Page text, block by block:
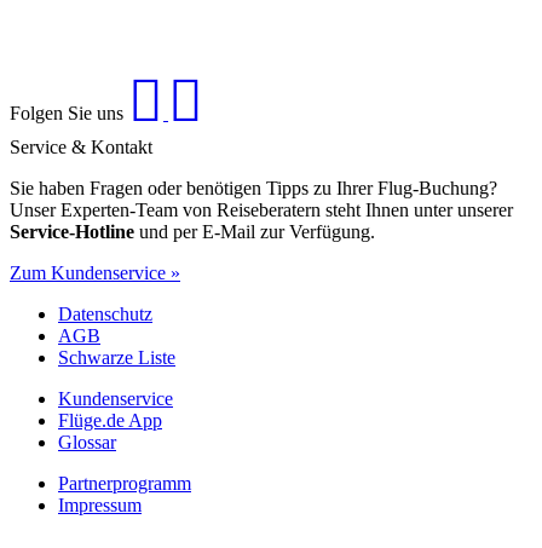
Folgen Sie uns
Service & Kontakt
Sie haben Fragen oder benötigen Tipps zu Ihrer Flug-Buchung?
Unser Experten-Team von Reiseberatern steht Ihnen unter unserer
Service-Hotline und per E-Mail zur Verfügung.
Zum Kundenservice »
Datenschutz
AGB
Schwarze Liste
Kundenservice
Flüge.de App
Glossar
Partnerprogramm
Impressum